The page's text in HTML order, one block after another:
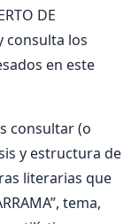
DE
consulta los
en este
consultar (o
y estructura de
literarias que
tema,